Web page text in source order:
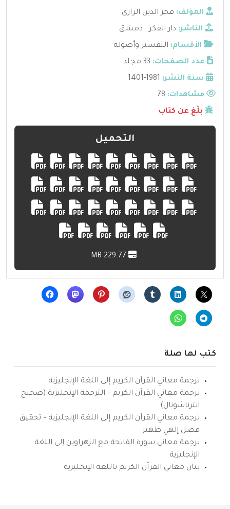
المؤلف: فخر الدين الرازي
الناشر: دار الفكر - دمشق
الأقسام: التفسير وأصوله
عدد الصفحات: 33 مجلد
سنة النشر: 1981-1401
مشاهدات:
بلّغ عن كتاب
التحميل
كتب لها صلة
ترجمة معاني القرآن الكريم إلى اللغة الإنجليزية
ترجمة معاني القرآن الكريم – الترجمة الإنجليزية (صحيح
انترناشونال)
ترجمة معاني القرآن الكريم إلى اللغة الإنجليزية – تحقيق
فضل إلهي ظهير
ترجمة معاني سورة الفاتحة مع الزهراوين إلى اللغة
الإنجليزية
بيان معاني القرآن الكريم باللغة الإنجليزية